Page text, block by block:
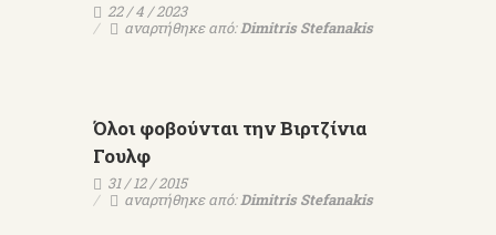
22 / 4 / 2023
αναρτήθηκε από:Dimitris Stefanakis
Όλοι φοβούνται την Βιρτζίνια
Γουλφ
31 / 12 / 2015
αναρτήθηκε από:Dimitris Stefanakis